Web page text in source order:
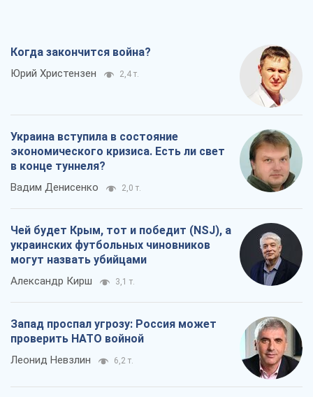
Когда закончится война?
Юрий Христензен 2,4 т.
Украина вступила в состояние
экономического кризиса. Есть ли свет
в конце туннеля?
Вадим Денисенко 2,0 т.
Чей будет Крым, тот и победит (NSJ), а
украинских футбольных чиновников
могут назвать убийцами
Александр Кирш 3,1 т.
Запад проспал угрозу: Россия может
проверить НАТО войной
Леонид Невзлин 6,2 т.